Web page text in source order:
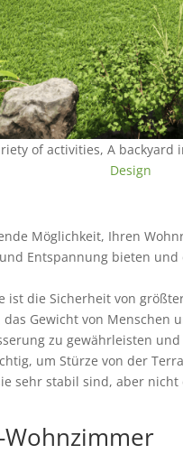
of activities, A
Design
Möglichkeit, Ihren
Entspannung bieten
ist die Sicherheit von
Gewicht von Menschen
zu gewährleisten
um Stürze von der
sehr stabil sind, aber